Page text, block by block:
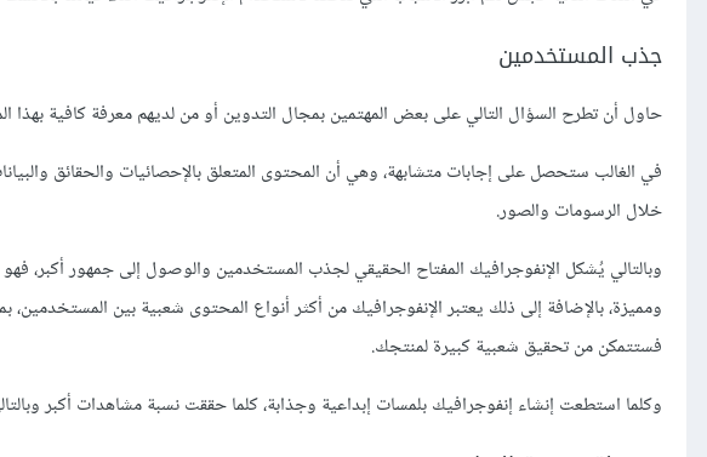
جذب المستخدمين
حاول أن تطرح السؤال التالي على بعض المهتمين بمجال التدوين أو من لديهم معرفة كافية بهذا
في الغالب ستحصل على إجابات متشابهة، وهي أن المحتوى المتعلق بالإحصائيات والحقائق
خلال الرسومات والصور.
وبالتالي يُشكل الإنفوجرافيك المفتاح الحقيقي لجذب المستخدمين والوصول إلى جمهور أكبر،
ومميزة، بالإضافة إلى ذلك يعتبر الإنفوجرافيك من أكثر أنواع المحتوى شعبية بين
فستتمكن من تحقيق شعبية كبيرة لمنتجك.
وكلما استطعت إنشاء إنفوجرافيك بلمسات إبداعية وجذابة، كلما حققت نسبة مشاهدات أكبر